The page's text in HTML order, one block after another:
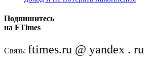
Подпишитесь
на FTimes
Связь: ftimes.ru @ yandex . ru